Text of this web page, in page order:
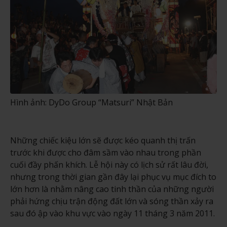
Hình ảnh: DyDo Group “Matsuri” Nhật Bản
Những chiếc kiệu lớn sẽ được kéo quanh thị trấn
trước khi được cho đâm sầm vào nhau trong phần
cuối đầy phấn khích. Lễ hội này có lịch sử rất lâu đời,
nhưng trong thời gian gần đây lại phục vụ mục đích to
lớn hơn là nhằm nâng cao tinh thần của những người
phải hứng chịu trận động đất lớn và sóng thần xảy ra
sau đó ập vào khu vực vào ngày 11 tháng 3 năm 2011.